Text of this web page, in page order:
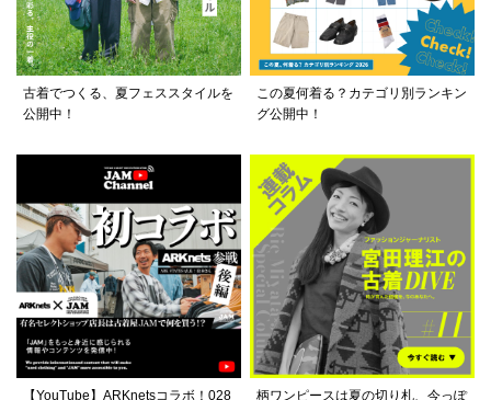
古着でつくる、夏フェススタイルを
公開中！
この夏何着る？カテゴリ別ランキン
グ公開中！
【YouTube】ARKnetsコラボ！028
柄ワンピースは夏の切り札、今っぽ